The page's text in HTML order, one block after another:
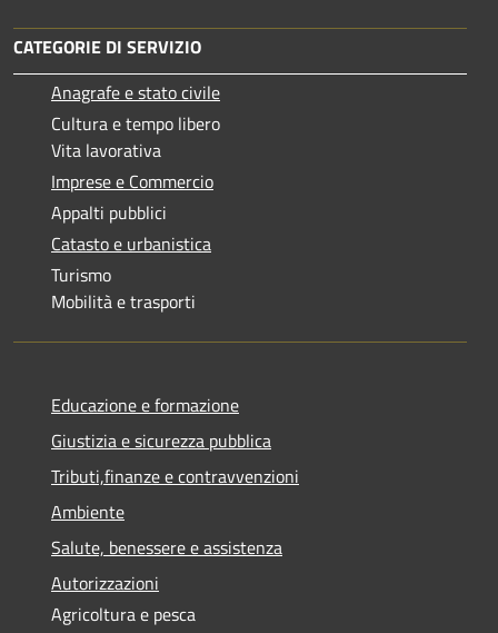
CATEGORIE DI SERVIZIO
Anagrafe e stato civile
Cultura e tempo libero
Vita lavorativa
Imprese e Commercio
Appalti pubblici
Catasto e urbanistica
Turismo
Mobilità e trasporti
Educazione e formazione
Giustizia e sicurezza pubblica
Tributi,finanze e contravvenzioni
Ambiente
Salute, benessere e assistenza
Autorizzazioni
Agricoltura e pesca